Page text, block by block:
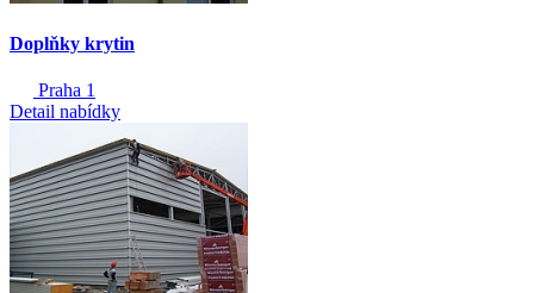
Doplňky krytin
Praha 1
Detail nabídky